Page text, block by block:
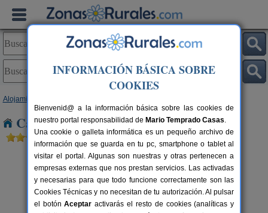
Alojamientos
Casas Rurales cerca de Montanejos
INFORMACIÓN BÁSICA SOBRE
COOKIES
Bienvenid@ a la información básica sobre las cookies de
nuestro portal responsabilidad de Mario Temprado Casas.
Una cookie o galleta informática es un pequeño archivo de
información que se guarda en tu pc, smartphone o tablet al
visitar el portal. Algunas son nuestras y otras pertenecen a
empresas externas que nos prestan servicios. Las activadas
y necesarias para que todo funcione correctamente son las
Cookies Técnicas y no necesitan de tu autorización. Al pulsar
el botónAceptar activarás el resto de cookies (analíticas y